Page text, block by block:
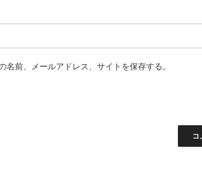
前、メールアドレス、サイトを保存する。